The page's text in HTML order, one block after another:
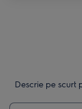
Descrie pe scurt